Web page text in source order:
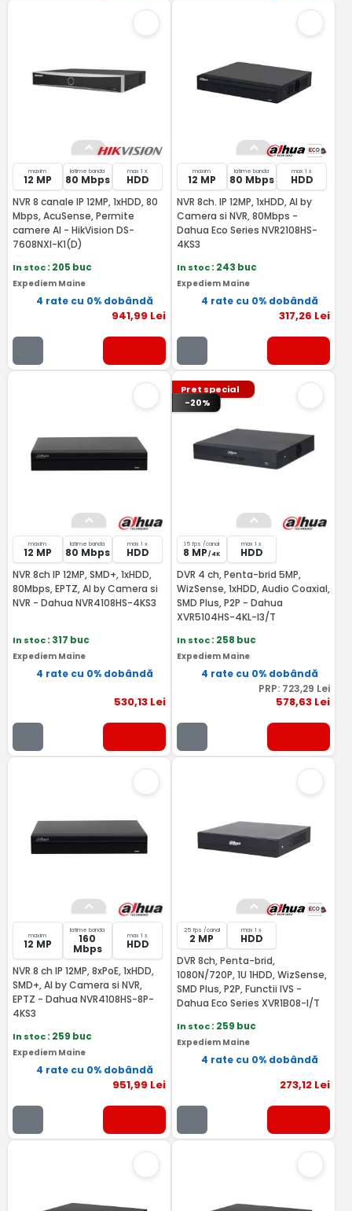
maxim
12 MP
latime banda
80 Mbps
max 1 x
HDD
NVR 8 canale IP 12MP, 1xHDD, 80
Mbps, AcuSense, Permite
camere AI - HikVision DS-
7608NXI-K1(D)
In stoc: 205 buc
Expediem Maine
4 rate cu 0% dobândă
941,99 Lei
maxim
12 MP
latime banda
80 Mbps
max 1 x
HDD
NVR 8ch. IP 12MP, 1xHDD, AI by
Camera si NVR, 80Mbps -
Dahua Eco Series NVR2108HS-
4KS3
In stoc: 243 buc
Expediem Maine
4 rate cu 0% dobândă
317,26 Lei
maxim
12 MP
latime banda
80 Mbps
max 1 x
HDD
NVR 8ch IP 12MP, SMD+, 1xHDD,
80Mbps, EPTZ, AI by Camera si
NVR - Dahua NVR4108HS-4KS3
In stoc: 317 buc
Expediem Maine
4 rate cu 0% dobândă
530,13Lei
Pret special
-20%
15 fps /canal
8 MP / 4K
max 1 x
HDD
DVR 4 ch, Penta-brid 5MP,
WizSense, 1xHDD, Audio Coaxial,
SMD Plus, P2P - Dahua
XVR5104HS-4KL-I3/T
In stoc: 258 buc
Expediem Maine
4 rate cu 0% dobândă
PRP: 723,29 Lei
578,63 Lei
maxim
12 MP
latime banda
160
Mbps
max 1 x
HDD
NVR 8 ch IP 12MP, 8xPoE, 1xHDD,
SMD+, AI by Camera si NVR,
EPTZ - Dahua NVR4108HS-8P-
4KS3
In stoc: 259 buc
Expediem Maine
4 rate cu 0% dobândă
951,99 Lei
25 fps /canal
2 MP
max 1 x
HDD
DVR 8ch, Penta-brid,
1080N/720P, 1U 1HDD, WizSense,
SMD Plus, P2P, Functii IVS -
Dahua Eco Series XVR1B08-I/T
In stoc: 259 buc
Expediem Maine
4 rate cu 0% dobândă
273,12 Lei